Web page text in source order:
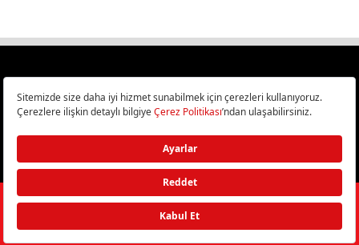
Türkiye
Bilişim ve Teknoloji Haberleri CHIP Online’da!
©2026Doğan Burda Dergi Yayıncılık ve Pazarlama A.Ş./ Tüm hakları
saklıdır.